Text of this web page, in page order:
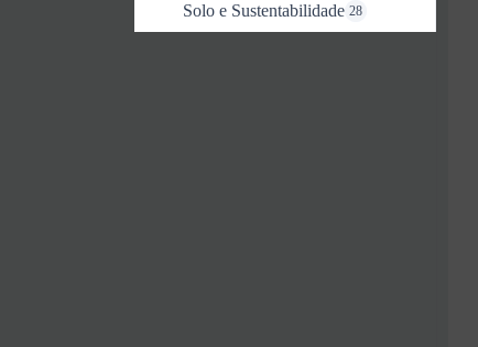
Solo e Sustentabilidade 28